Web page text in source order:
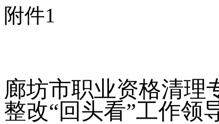
附件1
廊坊市职业资格清理
整改“回头看”工作领